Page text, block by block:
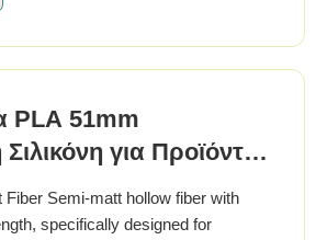
PLA 51mm
για Προϊόντα
Semi-matt hollow fiber with
specifically designed for